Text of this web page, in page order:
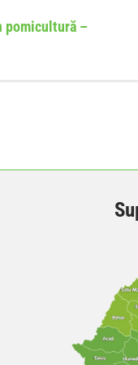
pomicultură –